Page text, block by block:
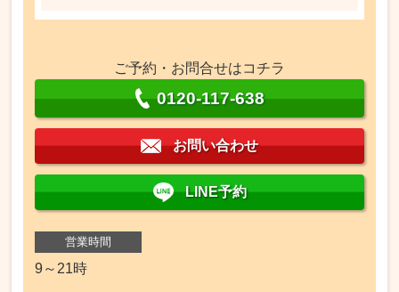
ご予約・お問合せはコチラ
0120-117-638
お問い合わせ
LINE予約
営業時間
9～21時